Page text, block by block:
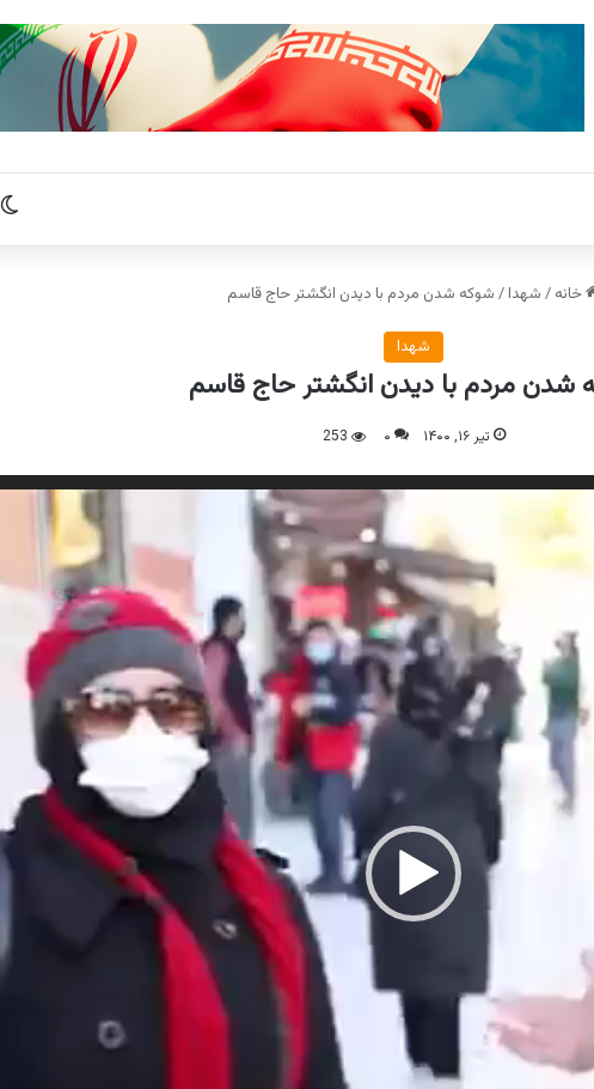
خانه / شهدا / شوکه شدن مردم با دیدن انگشتر حاج قاسم
شهدا
شدن مردم با دیدن انگشتر حاج قاسم
تیر ۱۶, ۱۴۰۰ ۰ 253